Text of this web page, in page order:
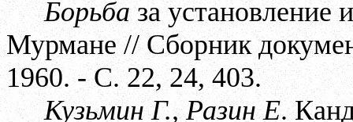
Борьба за установление
Мурмане // Сборник
1960. - С. 22, 24, 403.
Кузьмин Г., Разин Е.